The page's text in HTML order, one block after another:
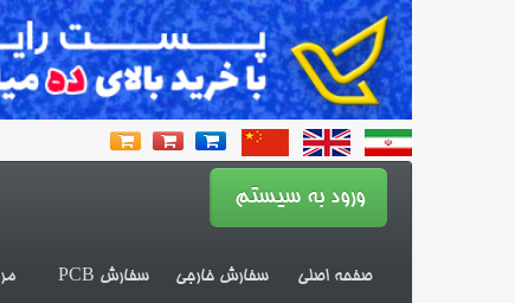
صفحه اصلی سفارش خارجی سفارش PCB